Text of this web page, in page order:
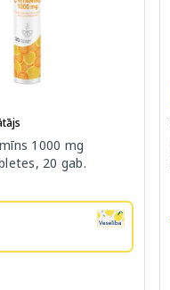
1000 mg
20 gab.